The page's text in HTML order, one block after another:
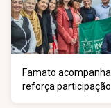
Famato
reforça